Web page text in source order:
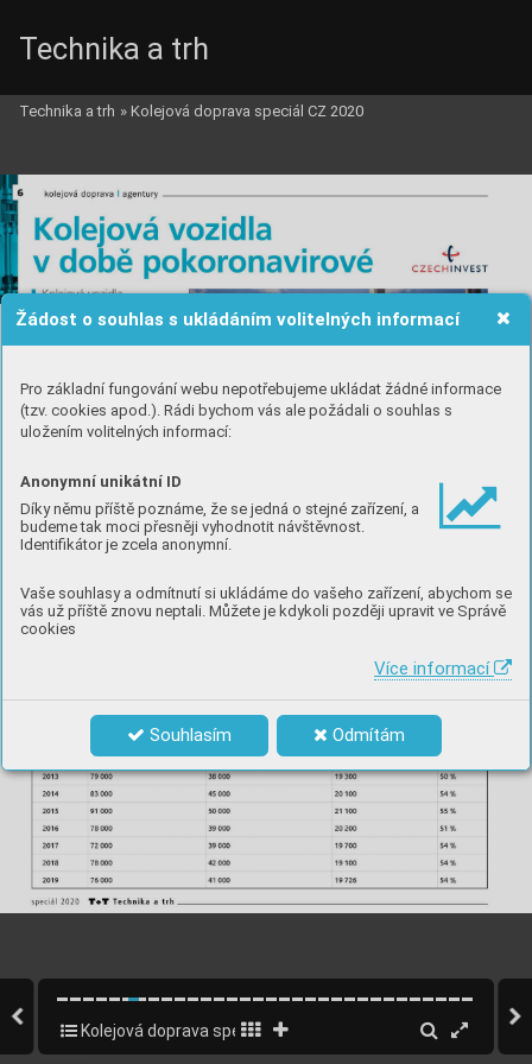
Žádost o souhlas s ukládáním volitelných informací
Pro základní fungování webu nepotřebujeme ukládat žádné informace
(tzv. cookies apod.). Rádi bychom vás ale požádali o souhlas s
uložením volitelných informací:
Anonymní unikátní ID
Díky němu příště poznáme, že se jedná o stejné zařízení, a
budeme tak moci přesněji vyhodnotit návštěvnost.
Identifikátor je zcela anonymní.
Vaše souhlasy a odmítnutí si ukládáme do vašeho zařízení, abychom se
vás už příště znovu neptali. Můžete je kdykoli později upravit ve Správě
cookies
Více informací
Souhlasím Odmítám
Technika a trh
Technika a trh » Kolejová doprava speciál CZ 2020
Kolejová doprava speciál CZ 2020